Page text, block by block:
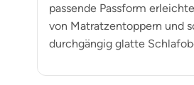
passende Passform
von Matratzentoppern und
durchgängig glatte